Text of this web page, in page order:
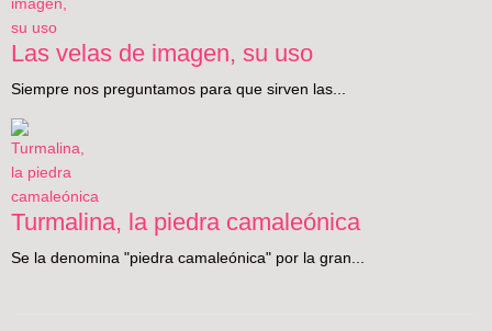
Las velas de imagen, su uso
Siempre nos preguntamos para que sirven las...
Turmalina, la piedra camaleónica
Se la denomina "piedra camaleónica" por la gran...